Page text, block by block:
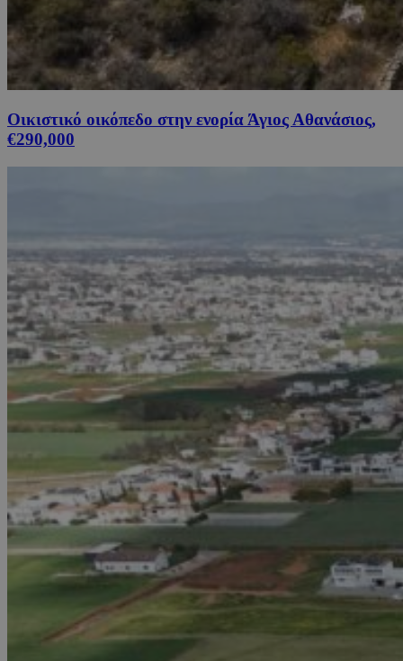
Οικιστικό οικόπεδο στην ενορία Άγιος Αθανάσιος,
€290,000